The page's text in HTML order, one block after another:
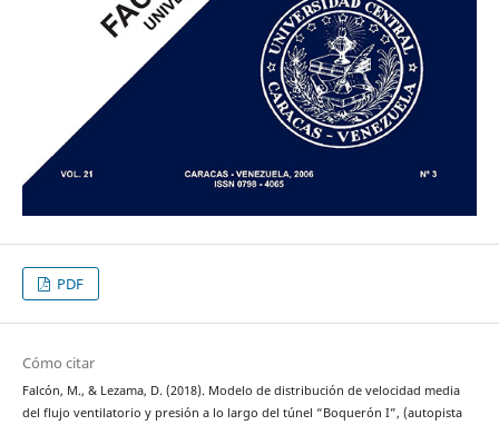
PDF
Cómo citar
Falcón, M., & Lezama, D. (2018). Modelo de distribución de velocidad media
del flujo ventilatorio y presión a lo largo del túnel “Boquerón I”, (autopista